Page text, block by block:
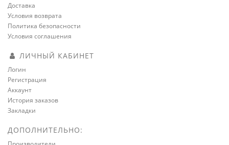
Доставка
Условия возврата
Политика безопасности
Условия соглашения
ЛИЧНЫЙ КАБИНЕТ
Логин
Регистрация
Аккаунт
История заказов
Закладки
ДОПОЛНИТЕЛЬНО: